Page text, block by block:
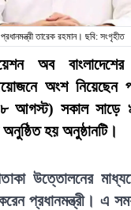
প্রধানমন্ত্রী তারেক রহমান। ছবি: সংগৃহীত
অব
আয়োজনে অংশ নিয়েছেন
আগস্ট) সকাল সাড়ে
হয় অনুষ্ঠানটি।
উত্তোলনের মাধ্যমে
প্রধানমন্ত্রী। এ